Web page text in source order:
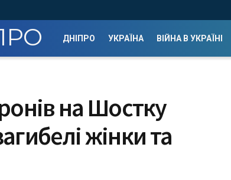
ДНІПРО УКРАЇНА ВІЙНА В УКРАЇНІ
на Шостку
жінки та